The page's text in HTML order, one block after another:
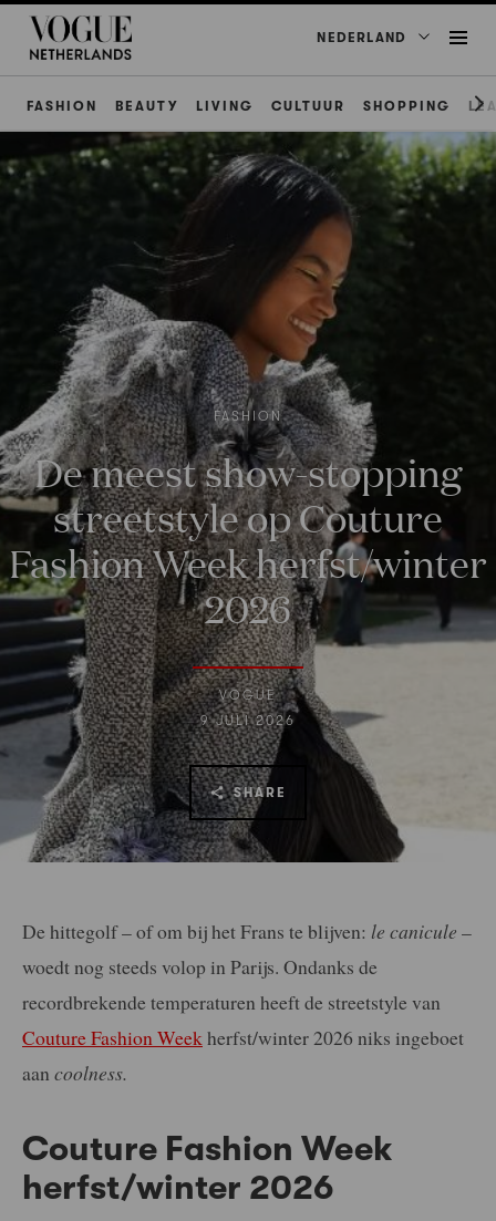
NEDERLAND
FASHION BEAUTY LIVING CULTUUR SHOPPING
FASHION
De meest show-stopping
streetstyle op Couture
Fashion Week herfst/winter
2026
VOGUE
9 JULI 2026
SHARE
De hittegolf – of om bij het Frans te blijven: le canicule –
woedt nog steeds volop in Parijs. Ondanks de
recordbrekende temperaturen heeft de streetstyle van
Couture Fashion Weekherfst/winter 2026 niks ingeboet
aan coolness.
Couture Fashion Week
herfst/winter 2026